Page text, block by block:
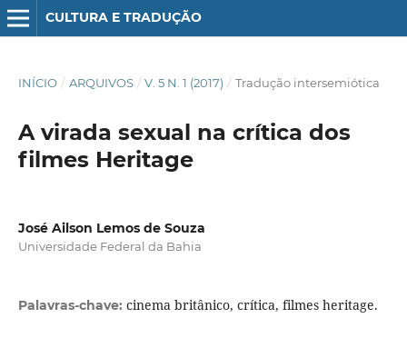
CULTURA E TRADUÇÃO
INÍCIO / ARQUIVOS / V. 5 N. 1 (2017) / Tradução intersemiótica
A virada sexual na crítica dos
filmes Heritage
José Ailson Lemos de Souza
Universidade Federal da Bahia
Palavras-chave: cinema britânico, crítica, filmes heritage.